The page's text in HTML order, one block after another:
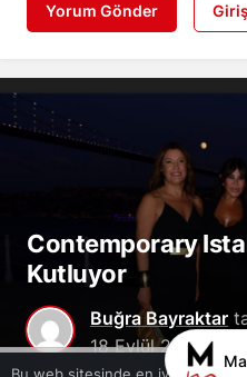
Yorum Gönder
Contemporary
Kutluyor
Buğra Bayraktar
18 Eylül 2024, 12:29
Bu web sitesinde en iyi deneyimi